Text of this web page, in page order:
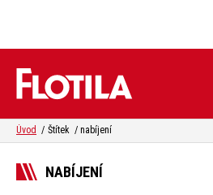
Úvod Štítek nabíjení
NABÍJENÍ